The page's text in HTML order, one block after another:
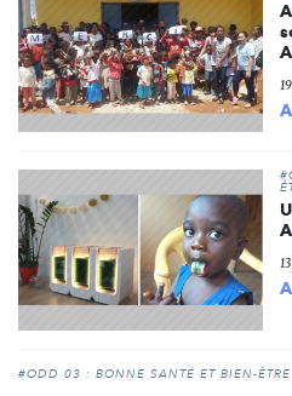
#ODD 03 : BONNE SANTÉ ET BIEN-ÊTRE